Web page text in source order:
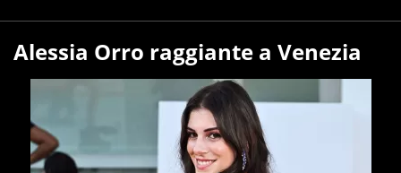
Alessia Orro raggiante a Venezia